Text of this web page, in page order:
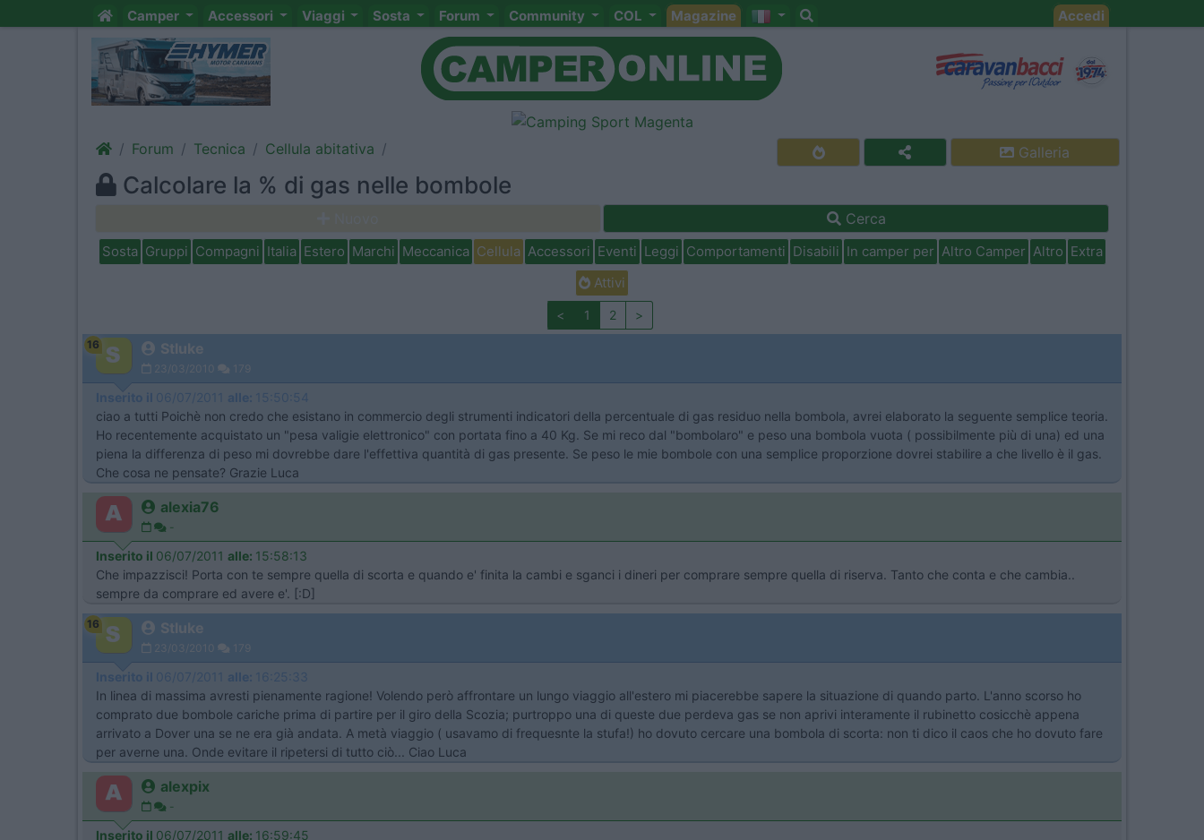
Camper Accessori Viaggi Sosta Forum Community COL Magazine Accedi
Forum Tecnica Cellula abitativa Galleria
Calcolare la % di gas nelle bombole
Cerca
Sosta Gruppi Compagni Italia Estero Marchi Meccanica Cellula Accessori Eventi Leggi Comportamenti Disabili In camper per Altro Camper Altro Extra
Attivi
< 1 2 >
16 Stluke
23/03/2010 179
Inserito il 06/07/2011 alle: 15:50:54
ciao a tutti Poichè non credo che esistano in commercio degli strumenti indicatori della percentuale di gas residuo nella bombola, avrei elaborato la seguente semplice teoria.
Ho recentemente acquistato un "pesa valigie elettronico" con portata fino a 40 Kg. Se mi reco dal "bombolaro" e peso una bombola vuota ( possibilmente più di una) ed una
piena la differenza di peso mi dovrebbe dare l'effettiva quantità di gas presente. Se peso le mie bombole con una semplice proporzione dovrei stabilire a che livello è il gas.
Che cosa ne pensate? Grazie Luca
alexia76
-
Inserito il 06/07/2011 alle: 15:58:13
Che impazzisci! Porta con te sempre quella di scorta e quando e' finita la cambi e sganci i dineri per comprare sempre quella di riserva. Tanto che conta e che cambia..
sempre da comprare ed avere e'. [:D]
16 Stluke
23/03/2010 179
Inserito il 06/07/2011 alle: 16:25:33
In linea di massima avresti pienamente ragione! Volendo però affrontare un lungo viaggio all'estero mi piacerebbe sapere la situazione di quando parto. L'anno scorso ho
comprato due bombole cariche prima di partire per il giro della Scozia; purtroppo una di queste due perdeva gas se non aprivi interamente il rubinetto cosicchè appena
arrivato a Dover una se ne era già andata. A metà viaggio ( usavamo di frequesnte la stufa!) ho dovuto cercare una bombola di scorta: non ti dico il caos che ho dovuto fare
per averne una. Onde evitare il ripetersi di tutto ciò... Ciao Luca
alexpix
-
Inserito il 06/07/2011 alle: 16:59:45